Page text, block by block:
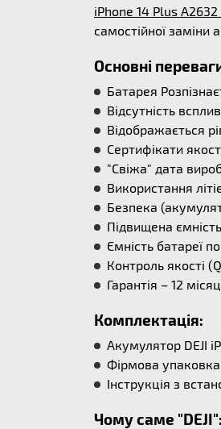
iPhone 14 Plus
самостійної заміни
Основні
Батарея
Відсутність
Відображається
Сертифікати
"Свіжа" дата
Використання
Безпека
Підвищена
Ємність батареї
Контроль якості
Гарантія – 12
Комплектація:
Акумулятор DEJI
Фірмова упаковка
Інструкція з
Чому саме "DEJI":